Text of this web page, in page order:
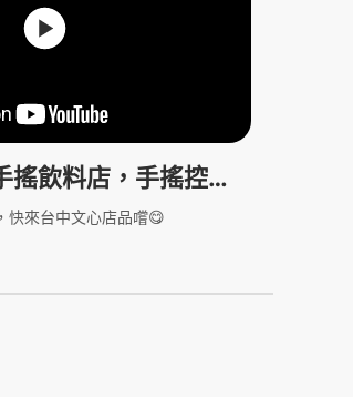
搖飲料店，手搖控走
∣澎沛黑白%
快來台中文心店品嚐😋